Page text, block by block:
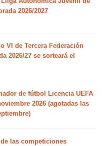
2026/2027
VI de Tercera Federación
2026/27 se sorteará el
de fútbol Licencia UEFA
2026 (agotadas las
las competiciones